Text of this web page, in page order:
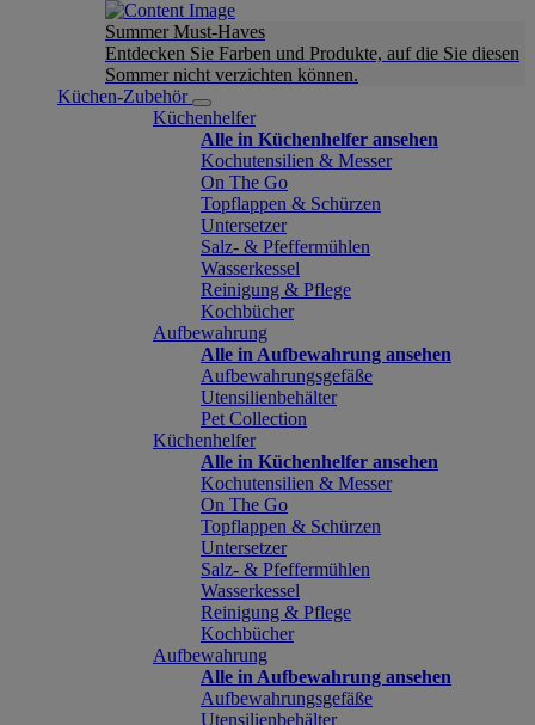
Summer Must-Haves
Entdecken Sie Farben und Produkte, auf die Sie diesen
Sommer nicht verzichten können.
Küchen-Zubehör
Küchenhelfer
Alle in Küchenhelfer ansehen
Kochutensilien & Messer
On The Go
Topflappen & Schürzen
Untersetzer
Salz- & Pfeffermühlen
Wasserkessel
Reinigung & Pflege
Kochbücher
Aufbewahrung
Alle in Aufbewahrung ansehen
Aufbewahrungsgefäße
Utensilienbehälter
Pet Collection
Küchenhelfer
Alle in Küchenhelfer ansehen
Kochutensilien & Messer
On The Go
Topflappen & Schürzen
Untersetzer
Salz- & Pfeffermühlen
Wasserkessel
Reinigung & Pflege
Kochbücher
Aufbewahrung
Alle in Aufbewahrung ansehen
Aufbewahrungsgefäße
Utensilienbehälter